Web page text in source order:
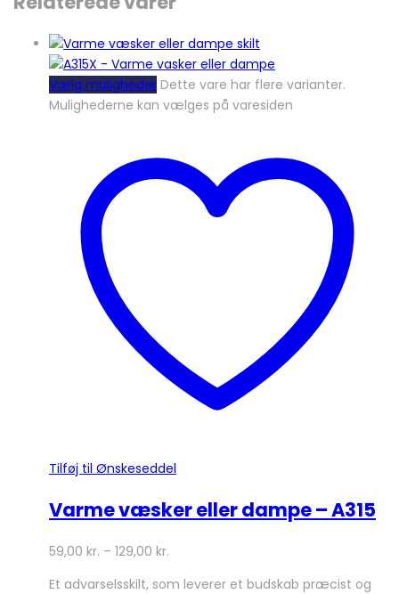
Vælg muligheder Dette vare har flere varianter.
Mulighederne kan vælges på varesiden
Tilføj til Ønskeseddel
Varme væsker eller dampe – A315
59,00 kr. – 129,00 kr.
Et advarselsskilt, som leverer et budskab præcist og